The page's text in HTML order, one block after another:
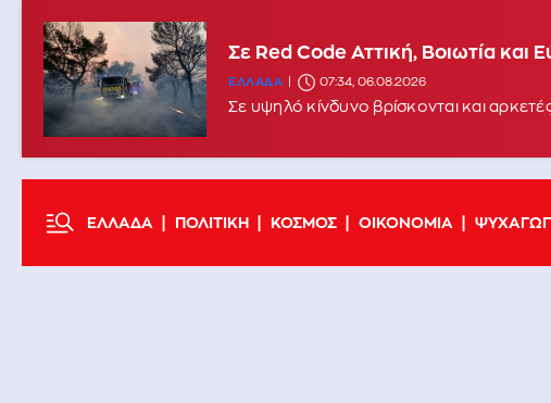
Σε Red Code Αττική, Βοιωτία και
ΕΛΛΑΔΑ 07:34, 06.08.2026
Σε υψηλό κίνδυνο βρίσκονται και
ΕΛΛΑΔΑ ΠΟΛΙΤΙΚΗ ΚΟΣΜΟΣ ΟΙΚΟΝΟΜΙΑ